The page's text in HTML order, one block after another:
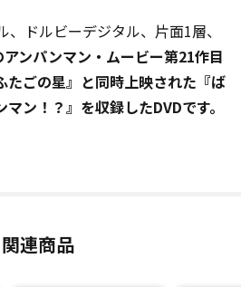
ドルビーデジタル、片面1層、
ンパンマン・ムービー第21作目
たごの星』と同時上映された『ば
ン！？』を収録したDVDです。
関連商品